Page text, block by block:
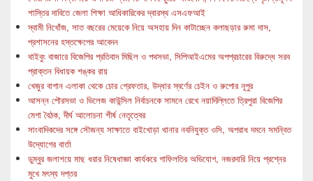
শাস্তির দাবিতে জেলা শিক্ষা আধিকারিকের দ্বারস্থ এসএফআই
স্বামী নিখোঁজ, সাত বছরের মেয়েকে নিয়ে অসহায় দিন কাটাচ্ছেন কলাছড়ার রুমা দাস,
প্রশাসনের হস্তক্ষেপের আবেদন
থাইবুং বাজারে বিজেপির প্রতিবাদ মিছিল ও পথসভা, সিপিআইএমের অপপ্রচারের বিরুদ্ধে সরব
প্রাক্তন বিধায়ক শঙ্কর রায়
খেজুর বাগান এলাকা থেকে চোর গ্রেফতার, উদ্ধার স্বর্ণের চেইন ও রুপোর নূপুর
আসন্ন পৌরসভা ও ভিলেজ কাউন্সিল নির্বাচনকে সামনে রেখে নয়াদিল্লিতে ত্রিপুরা বিজেপির
মেগা বৈঠক, দীর্ঘ আলোচনা শীর্ষ নেতৃত্বের
সাংবাদিকদের সঙ্গে সৌজন্য সাক্ষাতে বাইখোড়া থানার নবনিযুক্ত ওসি, অপরাধ দমনে সমন্বিত
উদ্যোগের বার্তা
ডুম্বুর জলাশয়ে মাছ ধরার নিষেধাজ্ঞা কার্যকরে গাফিলতির অভিযোগ, নজরদারি নিয়ে প্রশ্নের
মুখে মৎস্য দপ্তর